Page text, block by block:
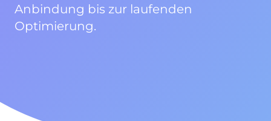
Anbindung bis zur laufenden
Optimierung.